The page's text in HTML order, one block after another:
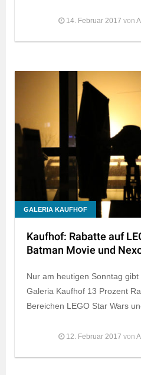
14. Februar 2017 von
GALERIA KAUFHOF
Kaufhof: Rabatte auf
Batman Movie und
Nur am heutigen Sonntag
Galeria Kaufhof 13 Prozent
Bereichen LEGO Star Wars
12. Februar 2017 von